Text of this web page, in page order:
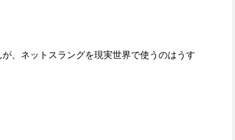
、ネットスラングを現実世界で使うのはうす